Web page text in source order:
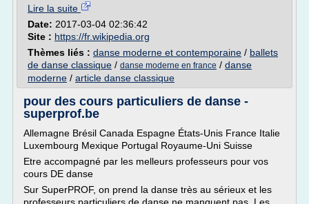
Lire la suite
Date: 2017-03-04 02:36:42
Site : https://fr.wikipedia.org
Thèmes liés : danse moderne et contemporaine / ballets
de danse classique / danse moderne en france / danse
moderne / article danse classique
pour des cours particuliers de danse -
superprof.be
Allemagne Brésil Canada Espagne États-Unis France Italie
Luxembourg Mexique Portugal Royaume-Uni Suisse
Etre accompagné par les melleurs professeurs pour vos
cours DE danse
Sur SuperPROF, on prend la danse très au sérieux et les